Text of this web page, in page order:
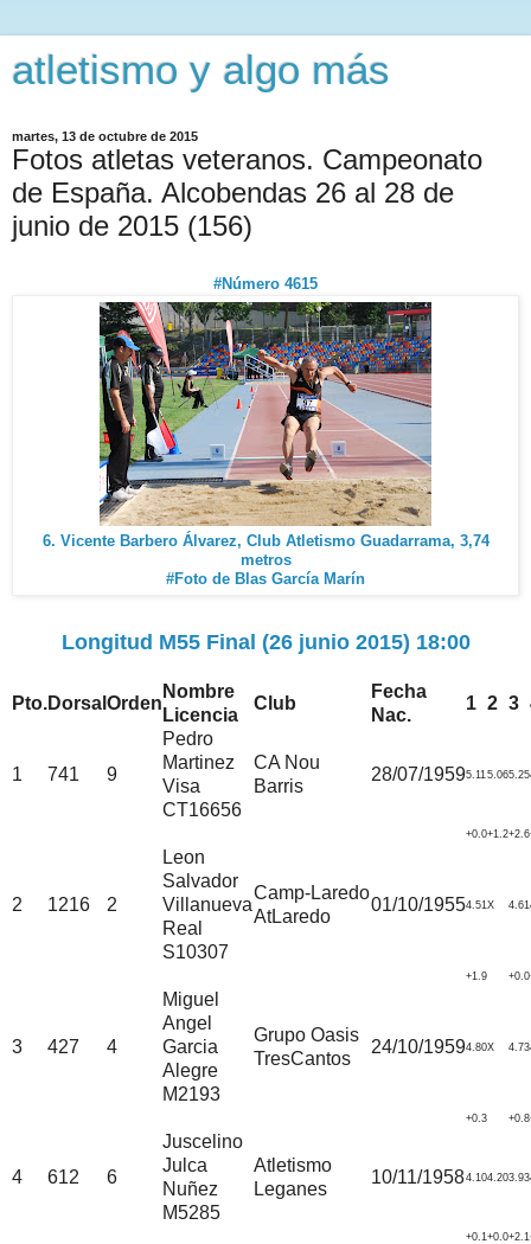
atletismo y algo más
martes, 13 de octubre de 2015
Fotos atletas veteranos. Campeonato
de España. Alcobendas 26 al 28 de
junio de 2015 (156)
#Número 4615
6. Vicente Barbero Álvarez, Club Atletismo Guadarrama, 3,74
metros
#Foto de Blas García Marín
Longitud M55 Final (26 junio 2015) 18:00
Pto.Dorsal Orden
Nombre
Licencia
Club
Fecha
Nac.
1 2 3
1 741 9
Pedro
Martinez
Visa
CT16656
CA Nou
Barris
28/07/19595.11 5.065.25
+0.0+1.2+2.6
2 1216 2
Leon
Salvador
Villanueva
Real
S10307
Camp-Laredo
AtLaredo
01/10/19554.51 X 4.61
+1.9 +0.0
3 427 4
Miguel
Angel
Garcia
Alegre
M2193
Grupo Oasis
TresCantos
24/10/19594.80X 4.73
+0.3 +0.8
4 612 6
Juscelino
Julca
Nuñez
M5285
Atletismo
Leganes
10/11/19584.104.203.93
+0.1 +0.0+2.1